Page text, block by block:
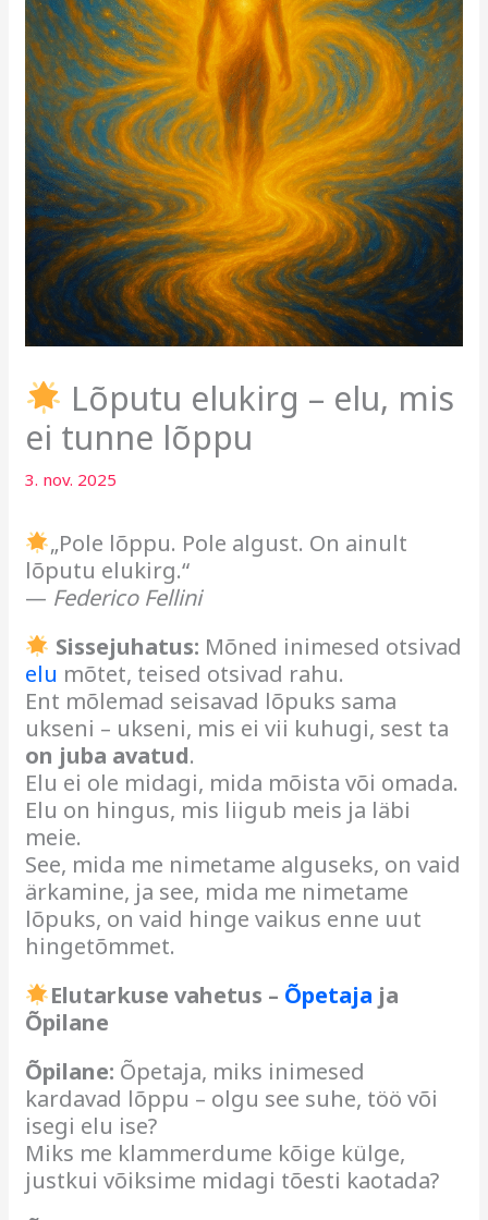
Lõputu elukirg – elu, mis
ei tunne lõppu
3. nov. 2025
„Pole lõppu. Pole algust. On ainult
lõputu elukirg.“
— Federico Fellini
Sissejuhatus: Mõned inimesed otsivad
elu mõtet, teised otsivad rahu.
Ent mõlemad seisavad lõpuks sama
ukseni – ukseni, mis ei vii kuhugi, sest ta
on juba avatud.
Elu ei ole midagi, mida mõista või omada.
Elu on hingus, mis liigub meis ja läbi
meie.
See, mida me nimetame alguseks, on vaid
ärkamine, ja see, mida me nimetame
lõpuks, on vaid hinge vaikus enne uut
hingetõmmet.
Elutarkuse vahetus – Õpetaja ja
Õpilane
Õpilane: Õpetaja, miks inimesed
kardavad lõppu – olgu see suhe, töö või
isegi elu ise?
Miks me klammerdume kõige külge,
justkui võiksime midagi tõesti kaotada?